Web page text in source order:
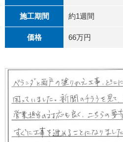
施工期間 約1週間
価格 66万円